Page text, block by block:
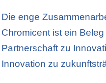
Die enge
Chromicent ist ein Beleg
Partnerschaft zu
Innovation zu